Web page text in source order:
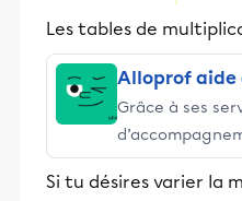
Les tables de
Alloprof aide
Grâce à ses
stimulants,
et leurs parents
Si tu désires varier la